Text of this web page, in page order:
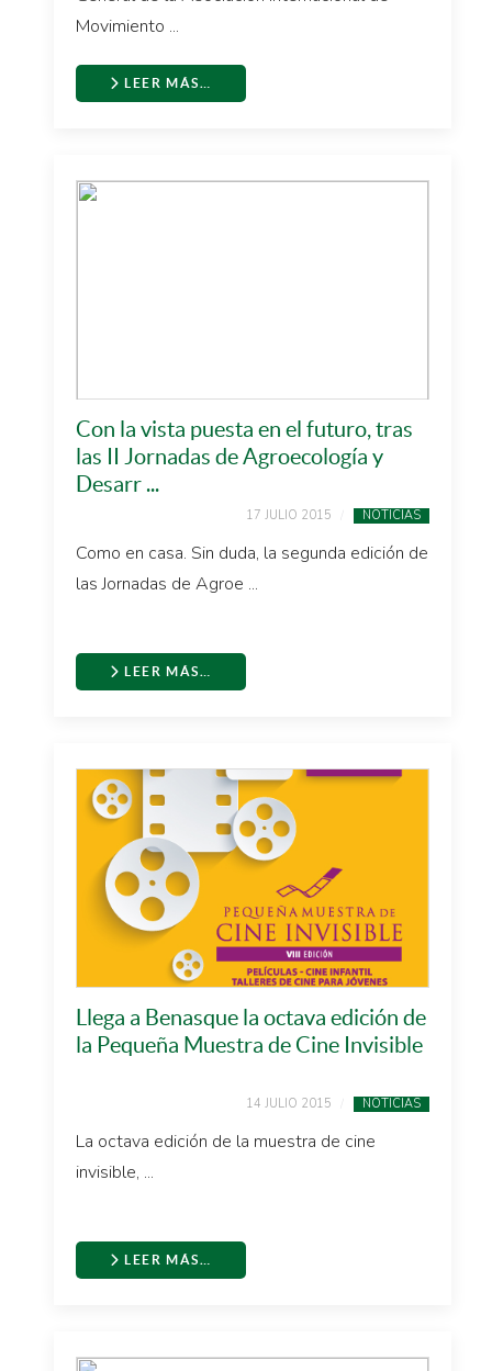
Movimiento ...
LEER MÁS…
Con la vista puesta en el futuro, tras
las II Jornadas de Agroecología y
Desarr ...
17 JULIO 2015 NOTICIAS
Como en casa. Sin duda, la segunda edición de
las Jornadas de Agroe ...
LEER MÁS…
Llega a Benasque la octava edición de
la Pequeña Muestra de Cine Invisible
14 JULIO 2015 NOTICIAS
La octava edición de la muestra de cine
invisible, ...
LEER MÁS…